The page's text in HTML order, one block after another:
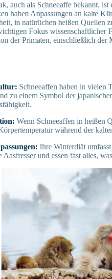
auch als Schneeaffe bekannt,
haben Anpassungen an kalte
in natürlichen heißen Quellen
Fokus
der Primaten, einschließlich der
Schneeaffen haben in vielen
zu einem Symbol der
Wenn Schneeaffen in heißen
während der
Ihre Winterdiät
und essen fast alles,